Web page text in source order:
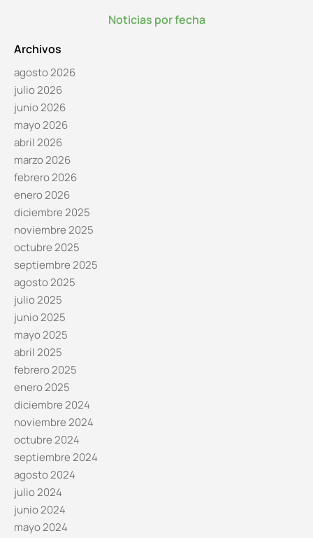
Noticias por fecha
Archivos
agosto 2026
julio 2026
junio 2026
mayo 2026
abril 2026
marzo 2026
febrero 2026
enero 2026
diciembre 2025
noviembre 2025
octubre 2025
septiembre 2025
agosto 2025
julio 2025
junio 2025
mayo 2025
abril 2025
febrero 2025
enero 2025
diciembre 2024
noviembre 2024
octubre 2024
septiembre 2024
agosto 2024
julio 2024
junio 2024
mayo 2024